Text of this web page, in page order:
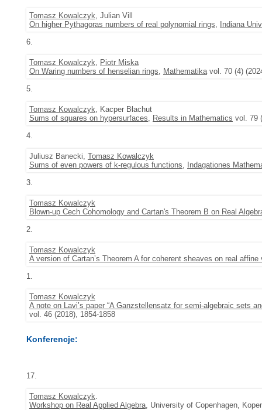
Tomasz Kowalczyk, Julian Vill
On higher Pythagoras numbers of real polynomial rings,
Indiana
6.
Tomasz Kowalczyk, Piotr Miska
On Waring numbers of henselian rings, Mathematikavol. 70 (4)
5.
Tomasz Kowalczyk, Kacper Błachut
Sums of squares on hypersurfaces, Results in Mathematics vol. 79
4.
Juliusz Banecki, Tomasz Kowalczyk
Sums of even powers of k-regulous functions,
Indagationes
3.
Tomasz Kowalczyk
Blown-up Cech Cohomology and Cartan's Theorem B on Real
2.
Tomasz Kowalczyk
A version of Cartan’s Theorem A for coherent sheaves on real affine
1.
Tomasz Kowalczyk
A note on Lavi’s paper “A Ganzstellensatz for semi-algebraic sets
vol. 46 (2018), 1854-1858
Konferencje:
17.
Tomasz Kowalczyk.
Workshop on Real Applied Algebra, University of Copenhagen,